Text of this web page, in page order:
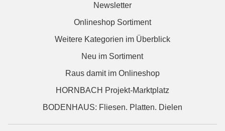
Newsletter
Onlineshop Sortiment
Weitere Kategorien im Überblick
Neu im Sortiment
Raus damit im Onlineshop
HORNBACH Projekt-Marktplatz
BODENHAUS: Fliesen. Platten. Dielen